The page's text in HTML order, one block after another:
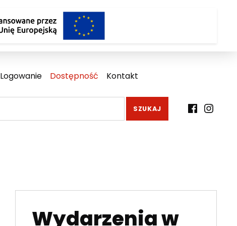
Logowanie Dostępność Kontakt
Facebook
Wydarzenia w